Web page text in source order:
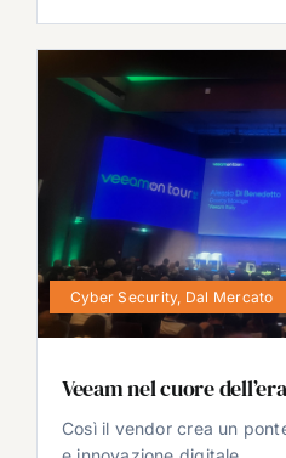
Cyber Security, Dal Mercato
Veeam nel cuore
Così il vendor crea un